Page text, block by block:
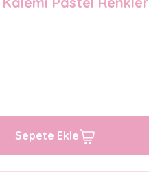
Sepete Ekle